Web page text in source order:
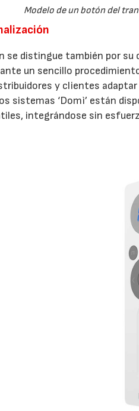
Modelo de un botón del
se distingue también por
un sencillo
y clientes
sistemas ‘Domì’ están
integrándose sin